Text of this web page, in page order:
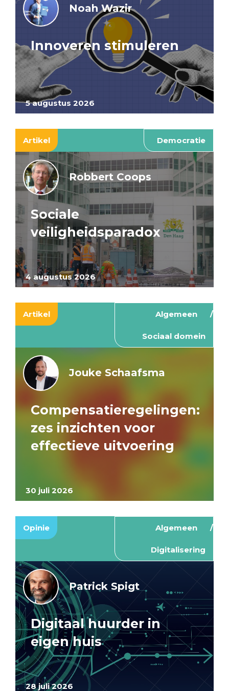
5 augustus 2026
Noah Wazir
Innoveren stimuleren
Artikel Democratie
4 augustus 2026
Robbert Coops
Sociale
veiligheidsparadox
Artikel Algemeen
Sociaal domein
30 juli 2026
Jouke Schaafsma
Compensatieregelingen:
zes inzichten voor
effectieve uitvoering
Opinie Algemeen
Digitalisering
28 juli 2026
Patrick Spigt
Digitaal huurder in
eigen huis